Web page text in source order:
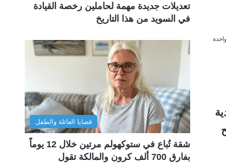
تعديلات جديدة مهمة لحاملين رخصة القيادة
في السويد من هذا التاريخ
قضايا العائلة والطفل
شقة تُباع في ستوكهولم مرتين خلال 12 يوماً
بفارق 700 ألف كرون والمالكة تقول